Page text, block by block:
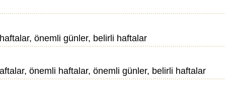
önemli günler, belirli haftalar
önemli haftalar, önemli günler, belirli haftalar